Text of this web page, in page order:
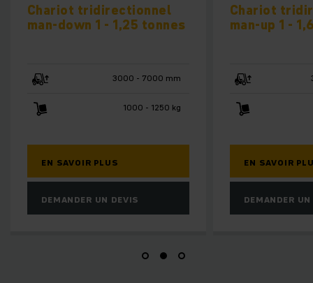
1 - 1,25 tonnes
3000 - 7000 mm
1000 - 1250 kg
UN DEVIS
Chariot tridirectionnel
man-up 1 - 1,6 tonnes
3000 - 18000 mm
1000 - 1600 kg
DEMANDER UN DEVIS